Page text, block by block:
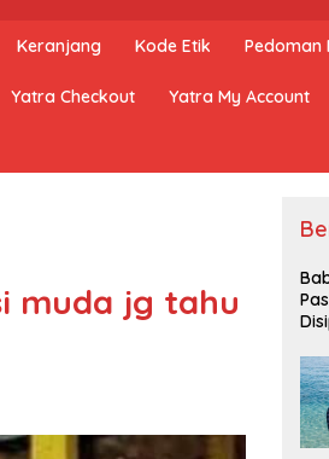
Keranjang Kode Etik Pedoman
Yatra Checkout Yatra My Account
muda jg tahu